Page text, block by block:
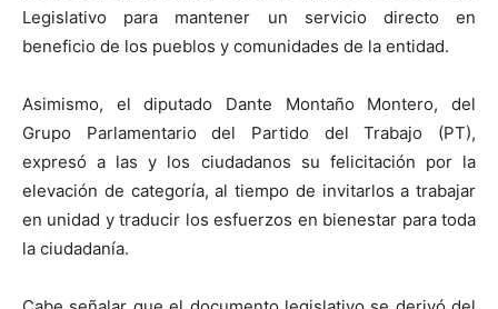
Legislativo para mantener un servicio directo en
beneficio de los pueblos y comunidades de la entidad.
​Asimismo, el diputado Dante Montaño Montero, del
Grupo Parlamentario del Partido del Trabajo (PT),
expresó a las y los ciudadanos su felicitación por la
elevación de categoría, al tiempo de invitarlos a trabajar
en unidad y traducir los esfuerzos en bienestar para toda
la ciudadanía.